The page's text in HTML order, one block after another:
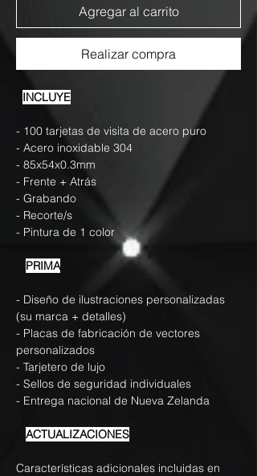
Agregar al carrito
Realizar compra
INCLUYE
- 100 tarjetas de visita de acero puro
- Acero inoxidable 304
- 85x54x0.3mm
- Frente + Atrás
- Grabando
- Recorte/s
- Pintura de 1 color
PRIMA
- Diseño de ilustraciones personalizadas
(su marca + detalles)
- Placas de fabricación de vectores
personalizados
- Tarjetero de lujo
- Sellos de seguridad individuales
- Entrega nacional de Nueva Zelanda
ACTUALIZACIONES
Características adicionales incluidas en